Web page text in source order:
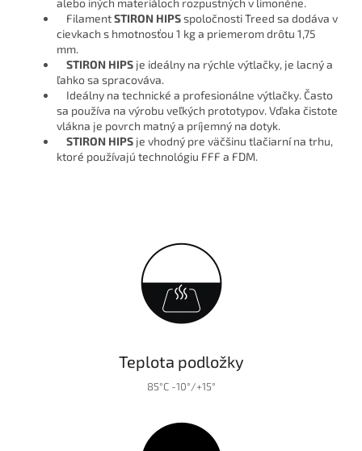
alebo iných materiáloch rozpustných v limonéne.
FilamentSTIRON HIPSspoločnosti Treed sa dodáva v
cievkach s hmotnosťou 1 kg a priemerom drôtu 1,75
mm.
STIRON HIPS je ideálny na rýchle výtlačky, je lacný a
ľahko sa spracováva.
Ideálny na technické a profesionálne výtlačky. Často
sa používa na výrobu veľkých prototypov. Vďaka čistote
vlákna je povrch matný a príjemný na dotyk.
STIRON HIPS je vhodný pre väčšinu tlačiarní na trhu,
ktoré používajú technológiu FFF a FDM.
Teplota podložky
85°C -10°/+15°